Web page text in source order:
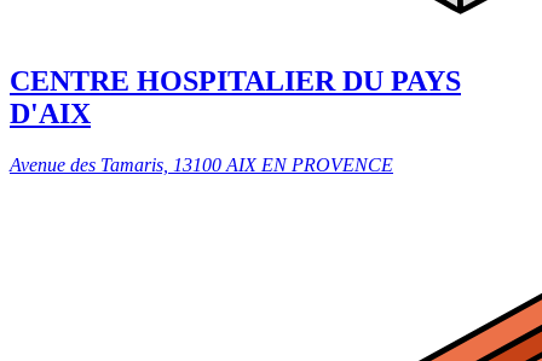
CENTRE HOSPITALIER DU PAYS
D'AIX
Avenue des Tamaris, 13100 AIX EN PROVENCE